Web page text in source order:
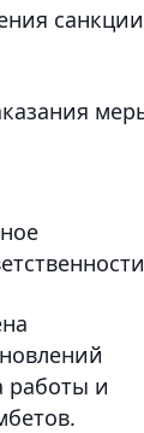
санкции
работы и